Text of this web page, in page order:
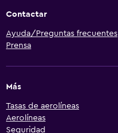
Contactar
Ayuda/Preguntas frecuentes
Prensa
Más
Tasas de aerolíneas
Aerolíneas
Seguridad